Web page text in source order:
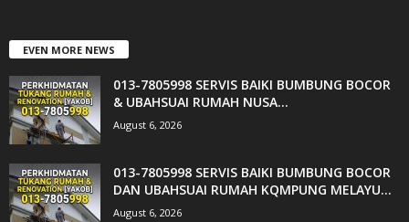
EVEN MORE NEWS
013-7805998 SERVIS BAIKI BUMBUNG BOCOR
& UBAHSUAI RUMAH NUSA...
August 6, 2026
013-7805998 SERVIS BAIKI BUMBUNG BOCOR
DAN UBAHSUAI RUMAH KQMPUNG MELAYU...
August 6, 2026